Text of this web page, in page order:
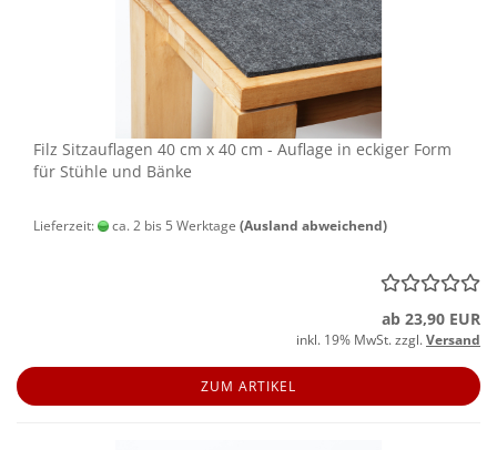
Filz Sitz­auf­la­gen 40 cm x 40 cm - Auf­la­ge in ecki­ger Form
für Stüh­le und Bänke
Lieferzeit: ca. 2 bis 5 Werktage (Ausland abweichend)
ab 23,90 EUR
inkl. 19% MwSt. zzgl.Versand
ZUM ARTIKEL